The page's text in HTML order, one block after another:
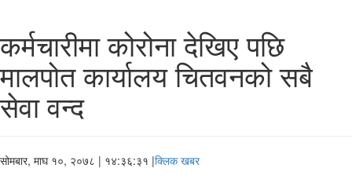
कर्मचारीमा कोरोना देखिए पछि
मालपोत कार्यालय चितवनको सबै
सेवा वन्द
सोमबार, माघ १०, २०७८ | १४:३६:३१ |क्लिक खबर